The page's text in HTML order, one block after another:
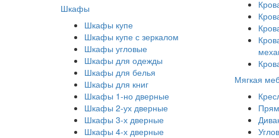
Шкафы
Шкафы купе
Шкафы купе с зеркалом
Шкафы угловые
Шкафы для одежды
Шкафы для белья
Шкафы для книг
Шкафы 1-но дверные
Шкафы 2-ух дверные
Шкафы 3-х дверные
Шкафы 4-х дверные
Мягкая